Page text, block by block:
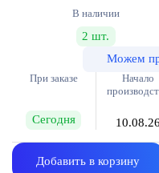
В наличии
2 шт.
Можем
При заказе
Сегодня
Начало
10.08.26
Добавить в корзину